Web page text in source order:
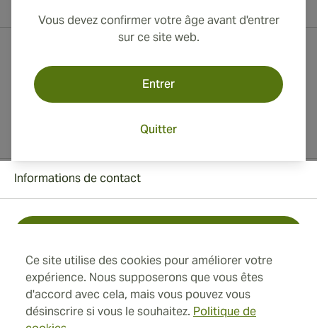
Ce site utilise des cookies pour améliorer votre
expérience. Nous supposerons que vous êtes
d'accord avec cela, mais vous pouvez vous
désinscrire si vous le souhaitez. Politique de
Vous devez confirmer votre âge avant d'entrer
sur ce site web.
Entrer
Quitter
Informations de contact
+41 22 518 44 43
info@swisscubancigars.com